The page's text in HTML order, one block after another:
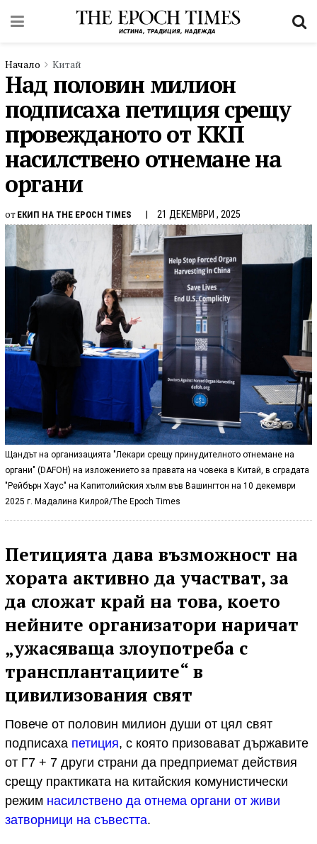
Начало Китай
Над половин милион
подписаха петиция срещу
провежданото от ККП
насилствено отнемане на
органи
от ЕКИП НА THE EPOCH TIMES 21 ДЕКЕМВРИ , 2025
Щандът на организацията "Лекари срещу принудителното отнемане на
органи" (DAFOH) на изложението за правата на човека в Китай, в сградата
"Рейбърн Хаус" на Капитолийския хълм във Вашингтон на 10 декември
2025 г. Мадалина Килрой/The Epoch Times
Петицията дава възможност на
хората активно да участват, за
да сложат край на това, което
нейните организатори наричат
„ужасяваща злоупотреба с
трансплантациите“ в
цивилизования свят
Повече от половин милион души от цял свят
подписаха петиция, с която призовават държавите
от Г7 + 7 други страни да предприемат действия
срещу практиката на китайския комунистически
режим насилствено да отнема органи от живи
затворници на съвестта.